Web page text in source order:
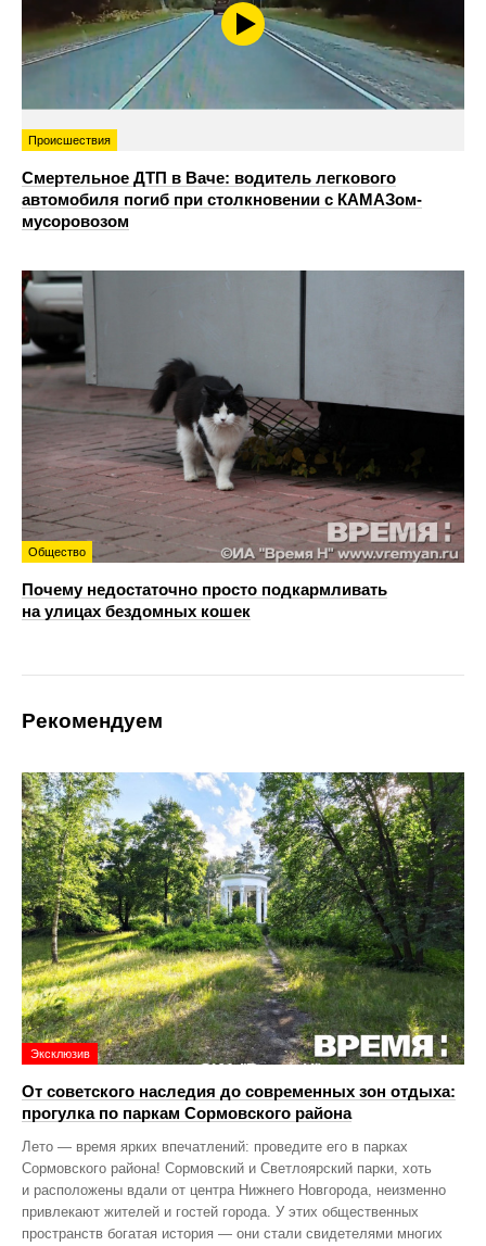
Происшествия
Смертельное ДТП в Ваче: водитель легкового
автомобиля погиб при столкновении с КАМАЗом-
мусоровозом
Общество
Почему недостаточно просто подкармливать
на улицах бездомных кошек
Рекомендуем
Эксклюзив
От советского наследия до современных зон отдыха:
прогулка по паркам Сормовского района
Лето — время ярких впечатлений: проведите его в парках
Сормовского района! Сормовский и Светлоярский парки, хоть
и расположены вдали от центра Нижнего Новгорода, неизменно
привлекают жителей и гостей города. У этих общественных
пространств богатая история — они стали свидетелями многих